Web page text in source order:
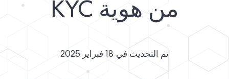
من هوية KYC
تم التحديث في 18 فبراير 2025